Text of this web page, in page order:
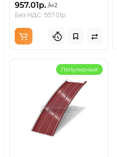
957.01р. /м2
Без НДС: 957.01р.
Популярный